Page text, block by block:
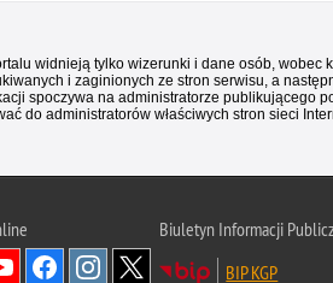
widnieją tylko wizerunki i dane osób, wobec
i zaginionych ze stron serwisu, a
spoczywa na administratorze publikującego
do administratorów właściwych stron sieci
Biuletyn Informacji
BIP KGP